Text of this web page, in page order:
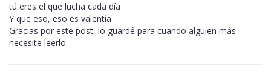
tú eres el que lucha cada día
Y que eso, eso es valentía
Gracias por este post, lo guardé para cuando alguien más
necesite leerlo